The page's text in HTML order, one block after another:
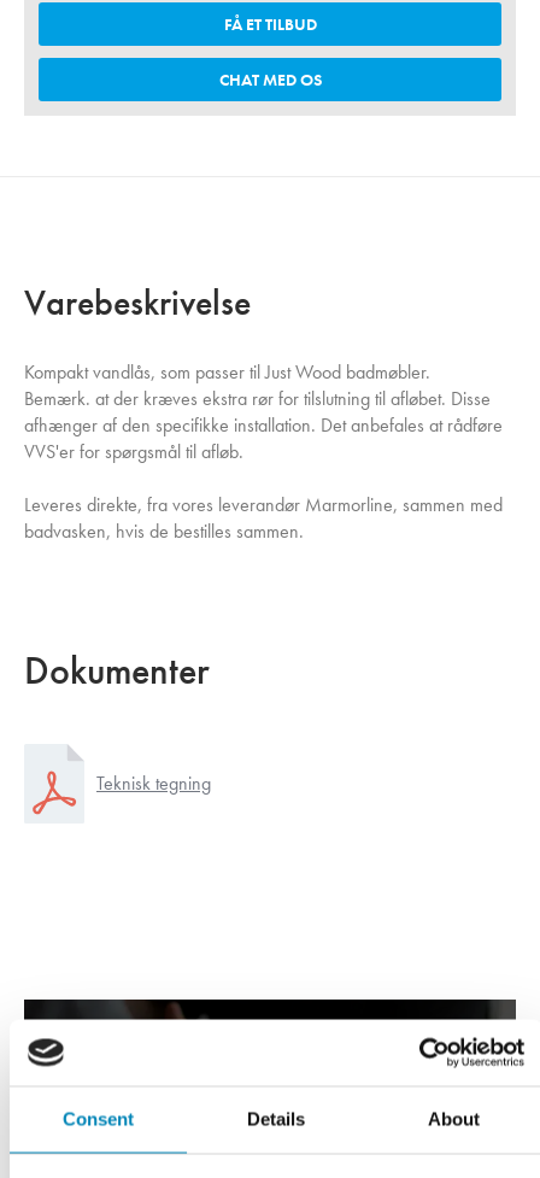
Consent Details About
FÅ ET TILBUD
CHAT MED OS
Varebeskrivelse
Kompakt vandlås, som passer til Just Wood badmøbler.
Bemærk. at der kræves ekstra rør for tilslutning til afløbet. Disse
afhænger af den specifikke installation. Det anbefales at rådføre
VVS'er for spørgsmål til afløb.
Leveres direkte, fra vores leverandør Marmorline, sammen med
badvasken, hvis de bestilles sammen.
Dokumenter
Teknisk tegning